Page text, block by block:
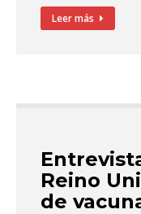
Leer más
Reino
de